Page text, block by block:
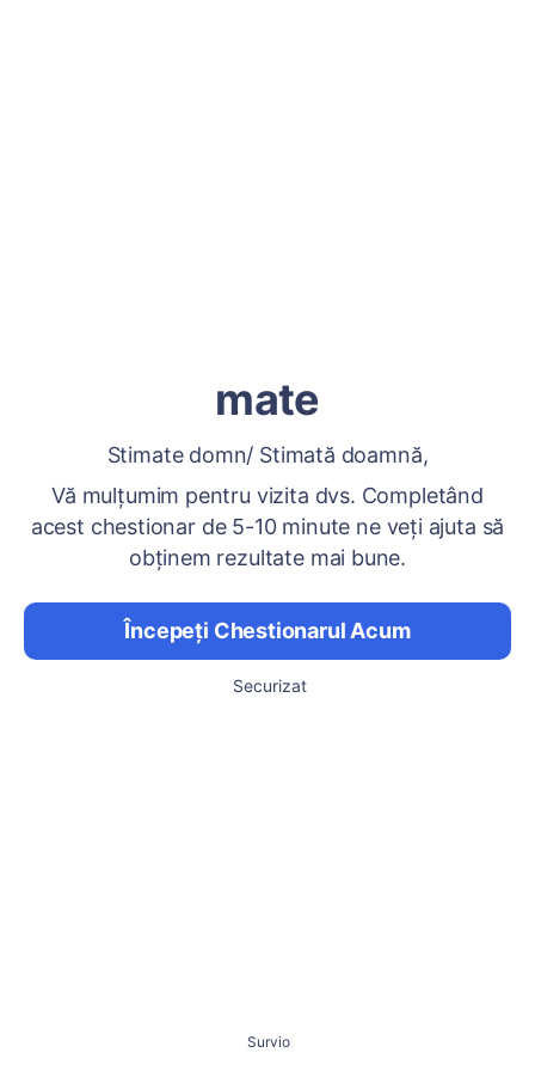
mate
Stimate domn/ Stimată doamnă,
Vă mulțumim pentru vizita dvs. Completând
acest chestionar de 5-10 minute ne veți ajuta să
obținem rezultate mai bune.
Începeți Chestionarul Acum
Securizat
Survio